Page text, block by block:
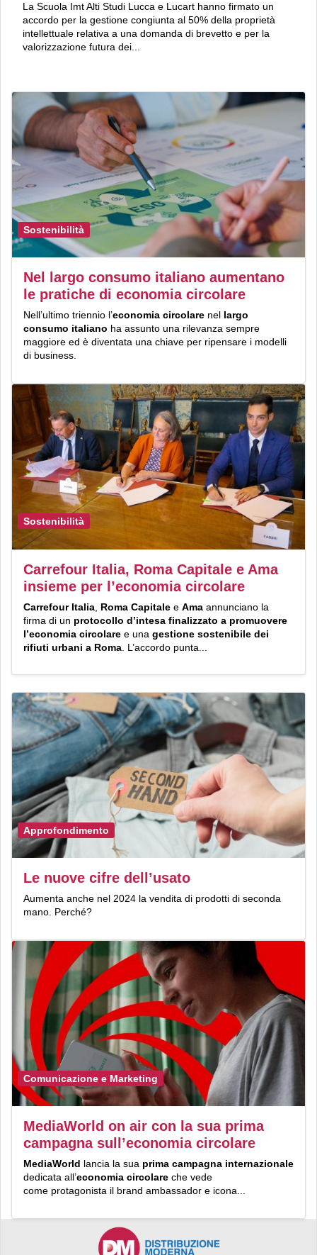
La Scuola Imt Alti Studi Lucca e Lucart hanno firmato un
accordo per la gestione congiunta al 50% della proprietà
intellettuale relativa a una domanda di brevetto e per la
valorizzazione futura dei...
Sostenibilità
Nel largo consumo italiano aumentano
le pratiche di economia circolare
Nell’ultimo triennio l’economia circolare nel largo
consumo italiano ha assunto una rilevanza sempre
maggiore ed è diventata una chiave per ripensare i modelli
di business.
Sostenibilità
Carrefour Italia, Roma Capitale e Ama
insieme per l’economia circolare
Carrefour Italia Roma Capitale e Ama annunciano la
firma di un protocollo d’intesa finalizzato a promuovere
l’economia circolare e una gestione sostenibile dei
rifiuti urbani a Roma . L’accordo punta...
Approfondimento
Le nuove cifre dell’usato
Aumenta anche nel 2024 la vendita di prodotti di seconda
mano. Perché?
Comunicazione e Marketing
MediaWorld on air con la sua prima
campagna sull’economia circolare
MediaWorld lancia la sua prima campagna internazionale
dedicata all’economia circolare che vede
come protagonista il brand ambassador e icona...